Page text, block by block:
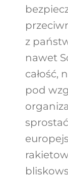
z
nawet
całość,
pod